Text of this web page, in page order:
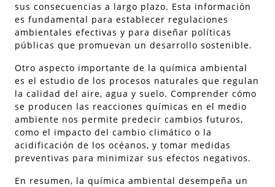
sus consecuencias a largo plazo. Esta información
es fundamental para establecer regulaciones
ambientales efectivas y para diseñar políticas
públicas que promuevan un desarrollo sostenible.
Otro aspecto importante de la química ambiental
es el estudio de los procesos naturales que regulan
la calidad del aire, agua y suelo. Comprender cómo
se producen las reacciones químicas en el medio
ambiente nos permite predecir cambios futuros,
como el impacto del cambio climático o la
acidificación de los océanos, y tomar medidas
preventivas para minimizar sus efectos negativos.
En resumen, la química ambiental desempeña un